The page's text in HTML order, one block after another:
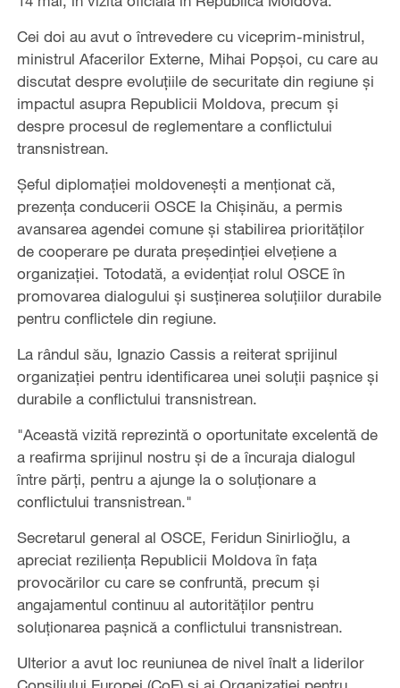
Cei doi au avut o întrevedere cu viceprim-ministrul,
ministrul Afacerilor Externe, Mihai Popșoi, cu care au
discutat despre evoluțiile de securitate din regiune și
impactul asupra Republicii Moldova, precum și
despre procesul de reglementare a conflictului
transnistrean.
Șeful diplomației moldovenești a menționat că,
prezența conducerii OSCE la Chișinău, a permis
avansarea agendei comune și stabilirea priorităților
de cooperare pe durata președinției elvețiene a
organizației. Totodată, a evidențiat rolul OSCE în
promovarea dialogului și susținerea soluțiilor durabile
pentru conflictele din regiune.
La rândul său, Ignazio Cassis a reiterat sprijinul
organizației pentru identificarea unei soluții pașnice și
durabile a conflictului transnistrean.
"Această vizită reprezintă o oportunitate excelentă de
a reafirma sprijinul nostru și de a încuraja dialogul
între părți, pentru a ajunge la o soluționare a
conflictului transnistrean."
Secretarul general al OSCE, Feridun Sinirlioğlu, a
apreciat reziliența Republicii Moldova în fața
provocărilor cu care se confruntă, precum și
angajamentul continuu al autorităților pentru
soluționarea pașnică a conflictului transnistrean.
Ulterior a avut loc reuniunea de nivel înalt a liderilor